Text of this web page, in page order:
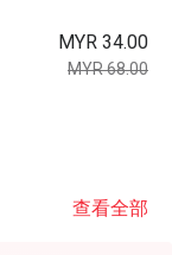
MYR 34.00
MYR 68.00
查看全部